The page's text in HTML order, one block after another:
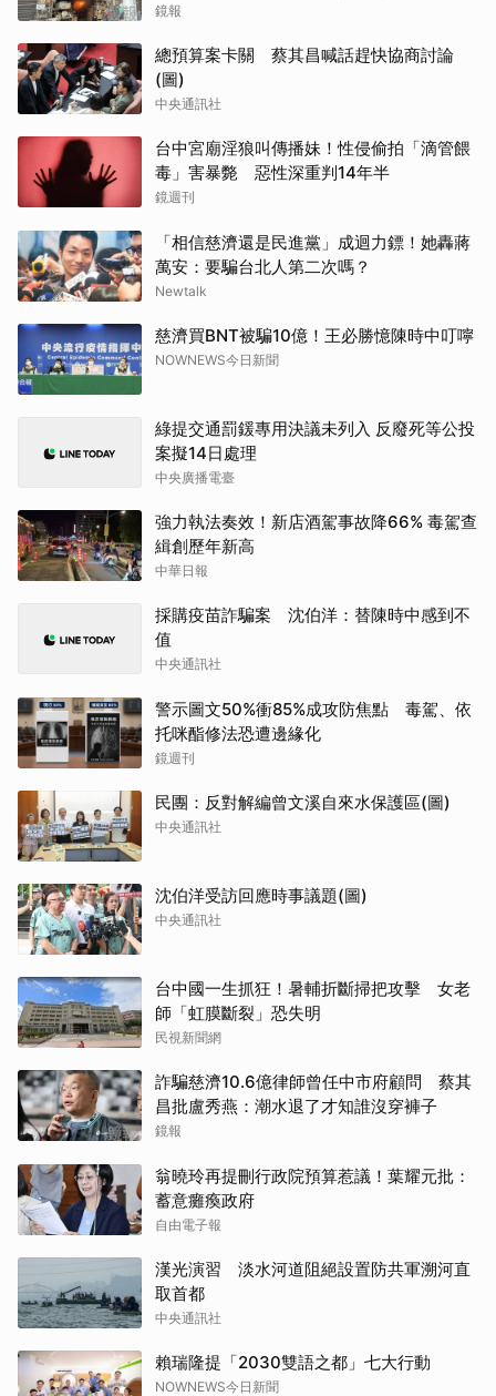
鏡報
總預算案卡關 蔡其昌喊話趕快協商討論
(圖)
中央通訊社
台中宮廟淫狼叫傳播妹！性侵偷拍「滴管餵
毒」害暴斃 惡性深重判14年半
鏡週刊
「相信慈濟還是民進黨」成迴力鏢！她轟蔣
萬安：要騙台北人第二次嗎？
Newtalk
慈濟買BNT被騙10億！王必勝憶陳時中叮嚀
NOWNEWS今日新聞
綠提交通罰鍰專用決議未列入 反廢死等公投
案擬14日處理
中央廣播電臺
強力執法奏效！新店酒駕事故降66% 毒駕查
緝創歷年新高
中華日報
採購疫苗詐騙案 沈伯洋：替陳時中感到不
值
中央通訊社
警示圖文50%衝85%成攻防焦點 毒駕、依
托咪酯修法恐遭邊緣化
鏡週刊
民團：反對解編曾文溪自來水保護區(圖)
中央通訊社
沈伯洋受訪回應時事議題(圖)
中央通訊社
台中國一生抓狂！暑輔折斷掃把攻擊 女老
師「虹膜斷裂」恐失明
民視新聞網
詐騙慈濟10.6億律師曾任中市府顧問 蔡其
昌批盧秀燕：潮水退了才知誰沒穿褲子
鏡報
翁曉玲再提刪行政院預算惹議！葉耀元批：
蓄意癱瘓政府
自由電子報
漢光演習 淡水河道阻絕設置防共軍溯河直
取首都
中央通訊社
賴瑞隆提「2030雙語之都」七大行動
NOWNEWS今日新聞